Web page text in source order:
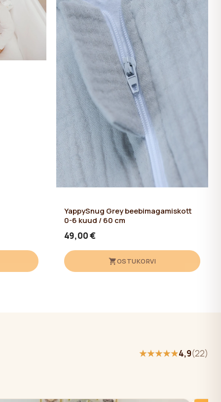
YappySnug Grey beebimagamiskott
0-6 kuud / 60 cm
49,00 €
OSTUKORVI
★★★★★
★★★★★4,9(22)